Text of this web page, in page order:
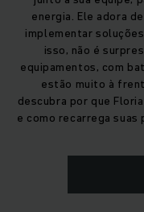
energia. Ele adora
implementar
isso, não é
equipamentos, com
estão muito à
descubra por que
e como recarrega